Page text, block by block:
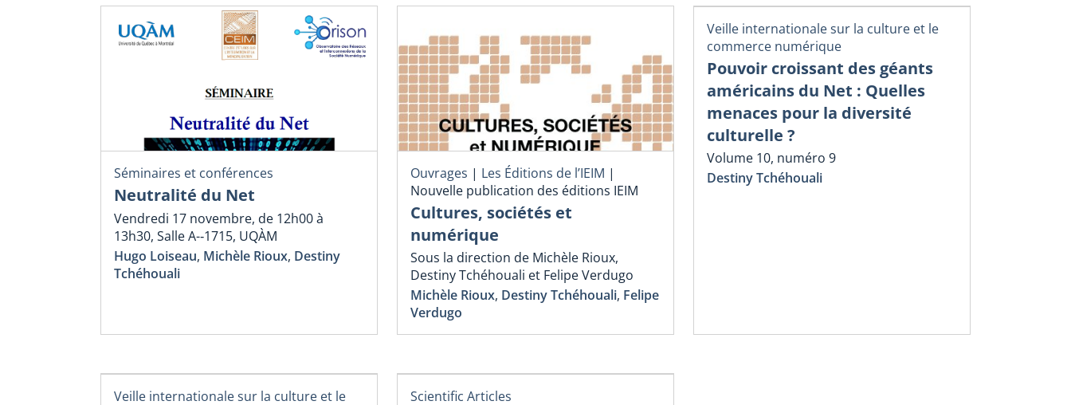
Séminaires et conférences
Neutralité du Net
Vendredi 17 novembre, de 12h00 à
13h30, Salle A-­‐1715, UQÀM
Hugo Loiseau, Michèle Rioux, Destiny
Tchéhouali
Ouvrages | Les Éditions de l’IEIM |
Nouvelle publication des éditions IEIM
Cultures, sociétés et
numérique
Sous la direction de Michèle Rioux,
Destiny Tchéhouali et Felipe Verdugo
Michèle Rioux, Destiny Tchéhouali, Felipe
Verdugo
Veille internationale sur la culture et le
commerce numérique
Pouvoir croissant des géants
américains du Net : Quelles
menaces pour la diversité
culturelle ?
Volume 10, numéro 9
Destiny Tchéhouali
Veille internationale sur la culture et le
Scientific Articles